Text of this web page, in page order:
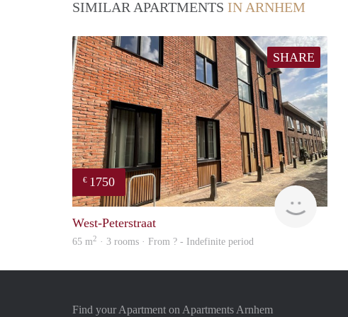
SIMILAR APARTMENTS IN ARNHEM
SHARE
€ 1750
Verhome
West-Peterstraat
65 m2 · 3 rooms · From ? - Indefinite period
Find your Apartment on Apartments Arnhem